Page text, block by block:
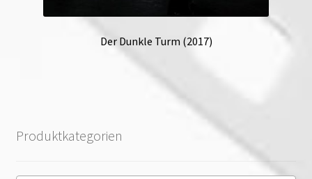
Der Dunkle Turm (2017)
Produktkategorien